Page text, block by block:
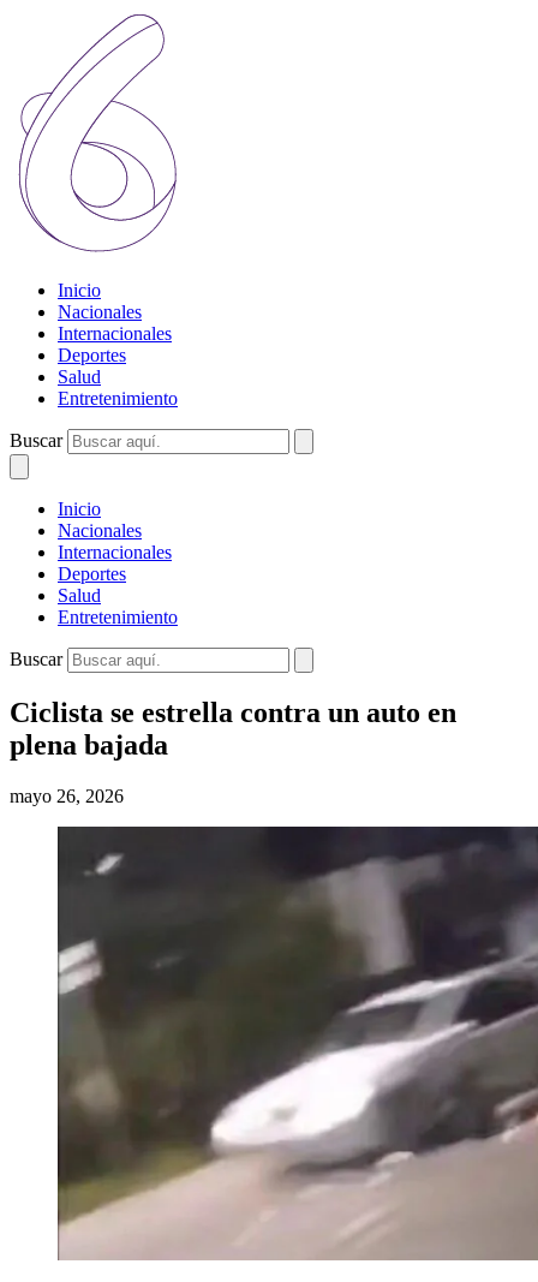
Inicio
Nacionales
Internacionales
Deportes
Salud
Entretenimiento
Buscar
Inicio
Nacionales
Internacionales
Deportes
Salud
Entretenimiento
Buscar
Ciclista se estrella contra un auto en
plena bajada
mayo 26, 2026